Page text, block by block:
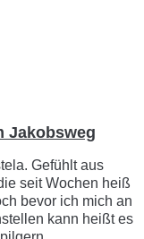
Jakobsweg
Gefühlt aus
seit Wochen heiß
bevor ich mich an
kann heißt es